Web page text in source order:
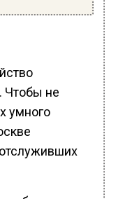
Чтобы не
умного